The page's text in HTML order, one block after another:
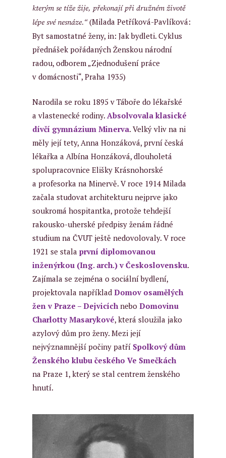
kterým se tíže žije, překonají při družném životě
lépe své nesnáze.“(Milada Petříková-Pavlíková:
Byt samostatné ženy, in: Jak bydleti. Cyklus
přednášek pořádaných Ženskou národní
radou, odborem „Zjednodušení práce
v domácnosti“, Praha 1935)
Narodila se roku 1895 v Táboře do lékařské
a vlastenecké rodiny. Absolvovala klasické
dívčí gymnázium Minerva.Velký vliv na ni
měly její tety, Anna Honzáková, první česká
lékařka a Albína Honzáková, dlouholetá
spolupracovnice Elišky Krásnohorské
a profesorka na Minervě. V roce 1914 Milada
začala studovat architekturu nejprve jako
soukromá hospitantka, protože tehdejší
rakousko-uherské předpisy ženám řádné
studium na ČVUT ještě nedovolovaly. V roce
1921 se stalaprvní diplomovanou
inženýrkou (Ing. arch.) v Československu.
Zajímala se zejména o sociální bydlení,
projektovala napříkladDomov osamělých
žen v Praze – DejvicíchneboDomovinu
Charlotty Masarykové, která sloužila jako
azylový dům pro ženy. Mezi její
nejvýznamnější počiny patří Spolkový dům
Ženského klubu českého Ve Smečkách
na Praze 1, který se stal centrem ženského
hnutí.